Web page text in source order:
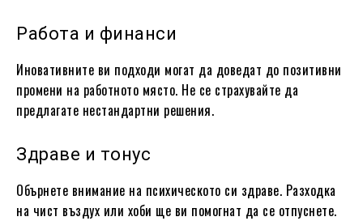
Работа и финанси
Иновативните ви подходи могат да доведат до позитивни
промени на работното място. Не се страхувайте да
предлагате нестандартни решения.
Здраве и тонус
Обърнете внимание на психическото си здраве. Разходка
на чист въздух или хоби ще ви помогнат да се отпуснете.